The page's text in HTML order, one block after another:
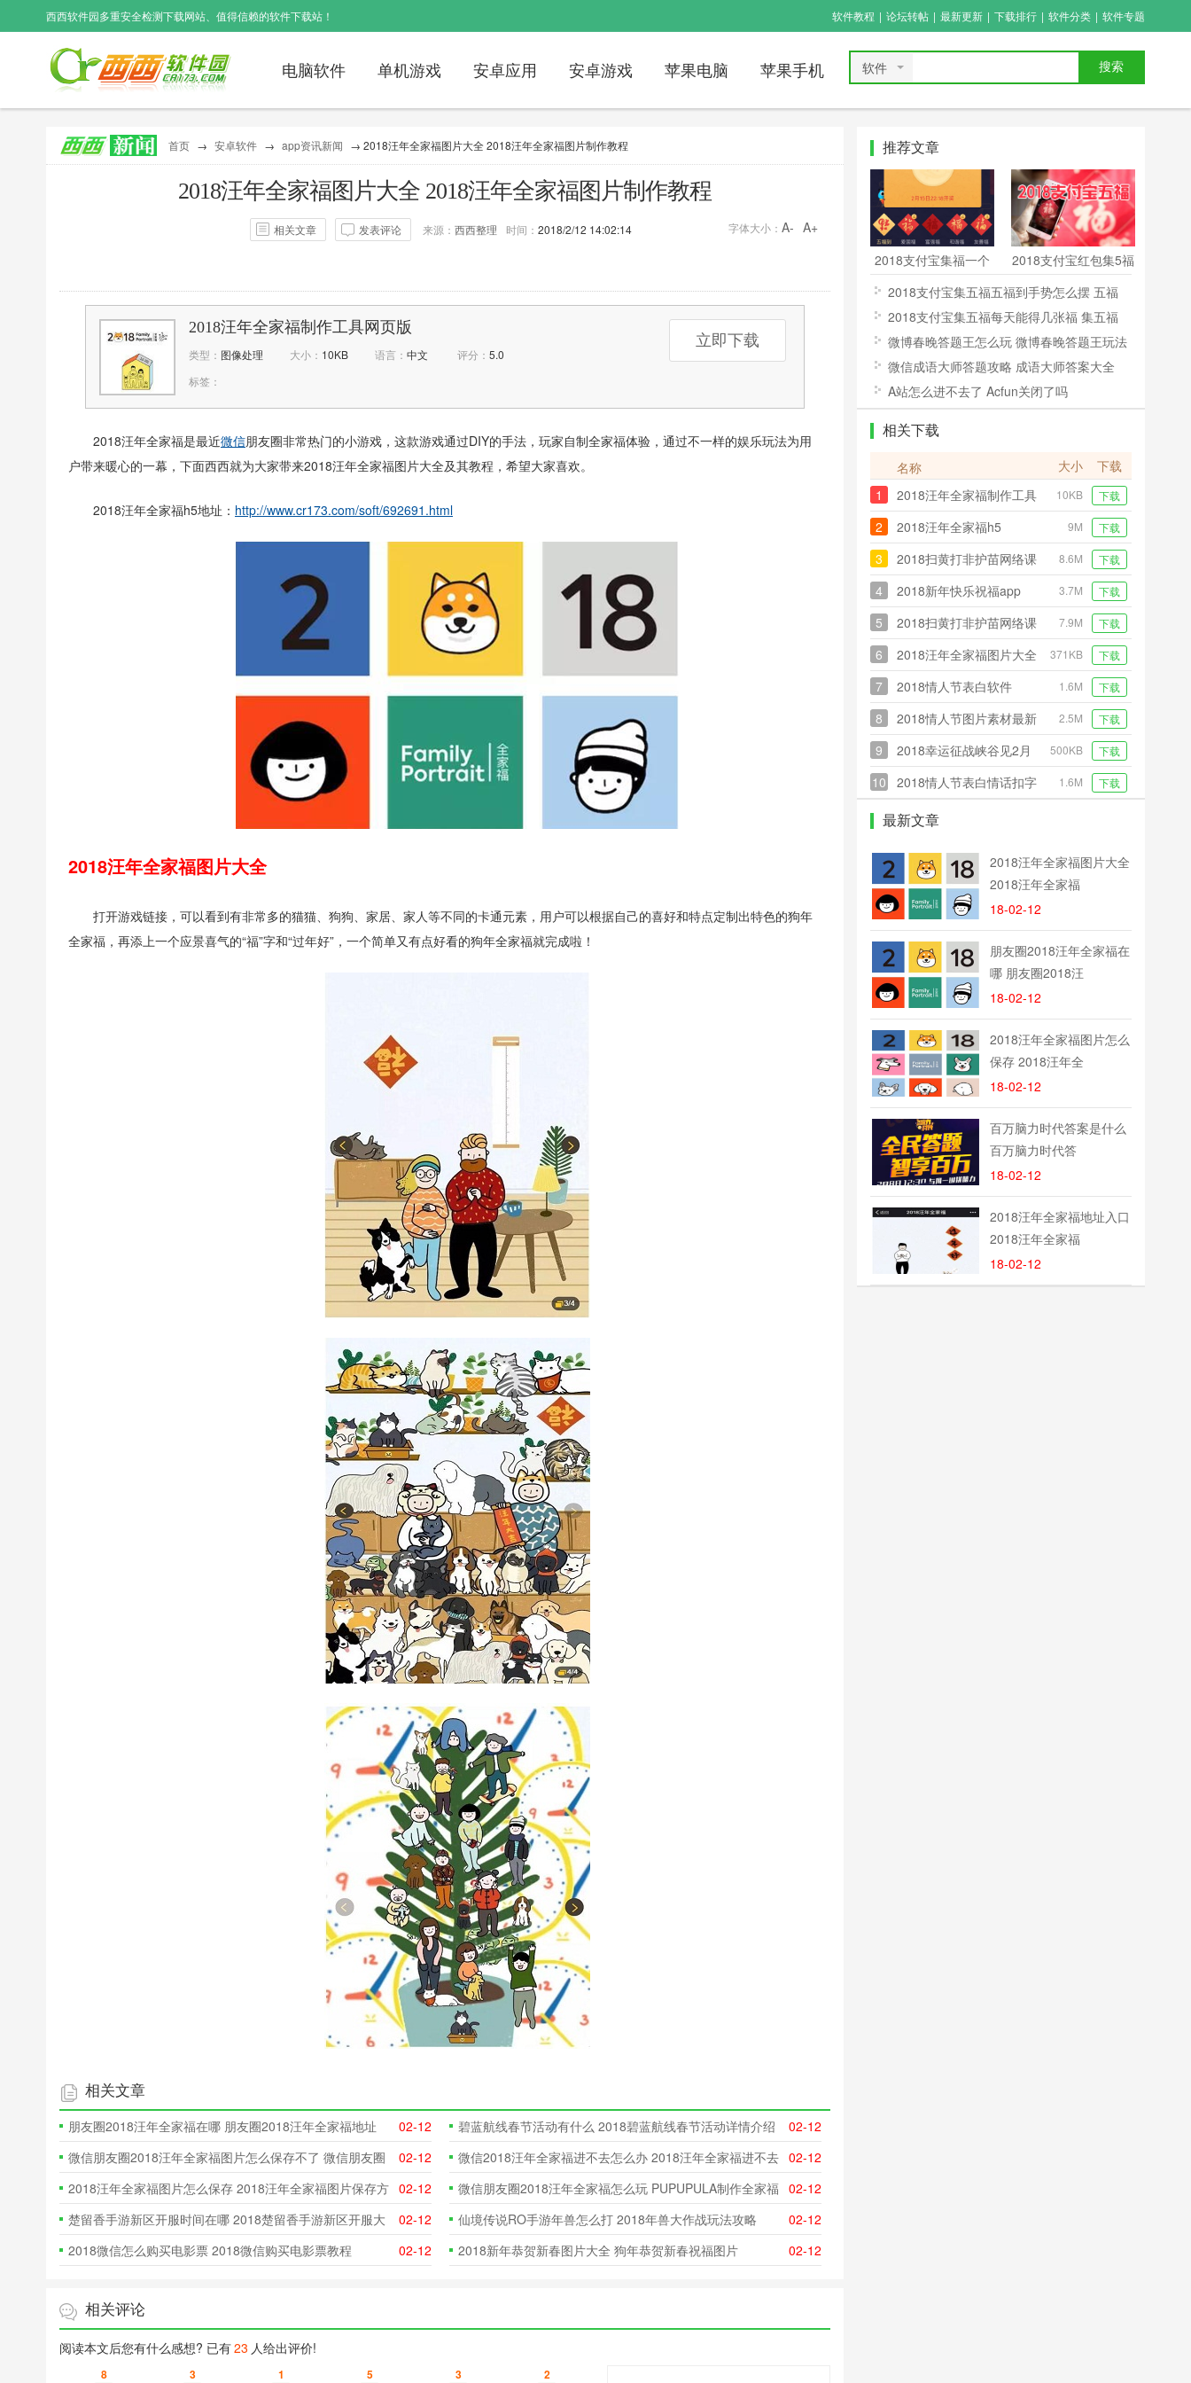
西西软件园多重安全检测下载网站、值得信赖的软件下载站！ 软件教程 | 论坛转帖 | 最新更新 | 下载排行 | 软件分类 | 软件专题
电脑软件 单机游戏 安卓应用 安卓游戏 苹果电脑 苹果手机 软件 搜索
首页 → 安卓软件 → app资讯新闻 → 2018汪年全家福图片大全 2018汪年全家福图片制作教程
2018汪年全家福图片大全 2018汪年全家福图片制作教程
相关文章 发表评论 来源： 西西整理 时间： 2018/2/12 14:02:14 字体大小： A- A+
作者：西西 点击： 0次 评论： 0次 标签： 2018 汪年全家福图片
2018汪年全家福制作工具网页版
类型： 图像处理 大小： 10KB 语言： 中文 评分： 5.0
标签：
立即下载
2018汪年全家福是最近微信朋友圈非常热门的小游戏，这款游戏通过DIY的手法，玩家自制全家福体验，通过不一样的娱乐玩法为用
户带来暖心的一幕，下面西西就为大家带来2018汪年全家福图片大全及其教程，希望大家喜欢。
2018汪年全家福h5地址： http://www.cr173.com/soft/692691.html
2018汪年全家福图片大全
打开游戏链接，可以看到有非常多的猫猫、狗狗、家居、家人等不同的卡通元素，用户可以根据自己的喜好和特点定制出特色的狗年
全家福，再添上一个应景喜气的“福”字和“过年好”，一个简单又有点好看的狗年全家福就完成啦！
相关文章
02-12
朋友圈2018汪年全家福在哪 朋友圈2018汪年全家福地址 02-12
碧蓝航线春节活动有什么 2018碧蓝航线春节活动详情介绍
02-12
微信朋友圈2018汪年全家福图片怎么保存不了 微信朋友圈
2018汪年
02-12
微信2018汪年全家福进不去怎么办 2018汪年全家福进不去
解决方法
02-12
2018汪年全家福图片怎么保存 2018汪年全家福图片保存方
法
02-12
微信朋友圈2018汪年全家福怎么玩 PUPUPULA制作全家福
方法详解
02-12
楚留香手游新区开服时间在哪 2018楚留香手游新区开服大
全
02-12
仙境传说RO手游年兽怎么打 2018年兽大作战玩法攻略
02-12
2018微信怎么购买电影票 2018微信购买电影票教程 02-12
2018新年恭贺新春图片大全 狗年恭贺新春祝福图片
相关评论
阅读本文后您有什么感想? 已有23 人给出评价!
8 3 1 5 3 2
推荐文章
2018支付宝集福一个
人可以集几套福 支付
宝集福可以集几套
2018支付宝红包集5福
活动怎么玩 2018支付
宝红包集5福图片
2018支付宝集五福五福到手势怎么摆 五福
到手势高清图片分享
2018支付宝集五福每天能得几张福 集五福
活动每天扫福数量上限介绍
微博春晚答题王怎么玩 微博春晚答题王玩法
介绍微信成语大师答题攻略 成语大师答案大全
A站怎么进不去了 Acfun关闭了吗
相关下载
名称 大小
下载
1
2018汪年全家福制作工具
网页版
10KB 下载
2 2018汪年全家福h5 9M 下载
3
2018扫黄打非护苗网络课
堂教育活动app
8.6M 下载
4 2018新年快乐祝福app 3.7M 下载
5
2018扫黄打非护苗网络课
堂教育活动客户端
7.9M 下载
6 2018汪年全家福图片大全 371KB 下载
7 2018情人节表白软件 1.6M 下载
8
2018情人节图片素材最新
版
2.5M 下载
9
2018幸运征战峡谷见2月
活动助手
500KB 下载
10
2018情人节表白情话扣字
软件
1.6M 下载
最新文章
2018汪年全家福图片大全
2018汪年全家福
18-02-12
朋友圈2018汪年全家福在
哪 朋友圈2018汪
18-02-12
2018汪年全家福图片怎么
保存 2018汪年全
18-02-12
百万脑力时代答案是什么
百万脑力时代答
18-02-12
2018汪年全家福地址入口
2018汪年全家福
18-02-12